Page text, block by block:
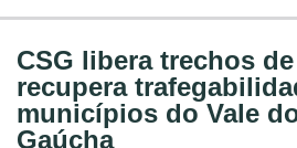
CSG libera trechos
recupera
municípios do Vale
Gaúcha